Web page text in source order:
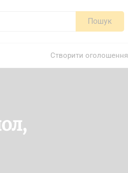
Пошук
Створити оголошення